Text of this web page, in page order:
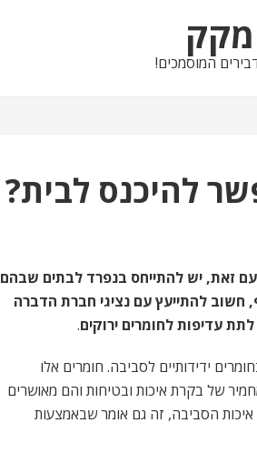
המוסמכים!
להיכנס לבית?
זאת, יש להתייחס בנפרד לבתים שבהם
חשוב להתייעץ עם נציגי חברת הדברה
עדיפות לחומרים ירוקים.
ידידותיים לסביבה. חומרים אלו
של בקרת איכות ובטיחות והם מאושרים
הסביבה, זה גם אומר שבאמצעות